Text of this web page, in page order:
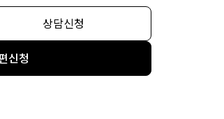
상담신청
신청